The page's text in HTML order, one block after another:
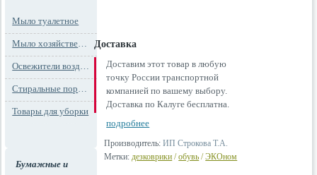
Мыло туалетное
Мыло хозяйственное
Освежители воздуха
Стиральные порошки
Товары для уборки
Бумажные и
Доставка
Доставим этот товар в любую
точку России транспортной
компанией по вашему выбору.
Доставка по Калуге бесплатна.
подробнее
Производитель: ИП Строкова Т.А.
Метки: дезковрики /обувь /ЭКОном